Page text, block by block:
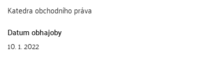
Katedra obchodního práva
Datum obhajoby
10. 1. 2022